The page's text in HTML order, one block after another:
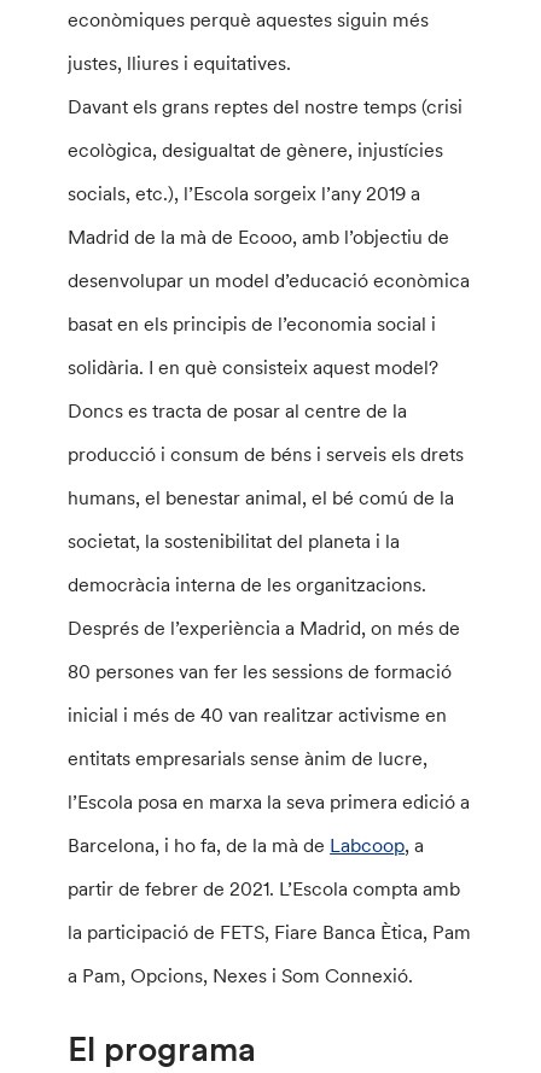
econòmiques perquè aquestes siguin més
justes, lliures i equitatives.
Davant els grans reptes del nostre temps (crisi
ecològica, desigualtat de gènere, injustícies
socials, etc.), l’Escola sorgeix l’any 2019 a
Madrid de la mà de Ecooo, amb l’objectiu de
desenvolupar un model d’educació econòmica
basat en els principis de l’economia social i
solidària. I en què consisteix aquest model?
Doncs es tracta de posar al centre de la
producció i consum de béns i serveis els drets
humans, el benestar animal, el bé comú de la
societat, la sostenibilitat del planeta i la
democràcia interna de les organitzacions.
Després de l’experiència a Madrid, on més de
80 persones van fer les sessions de formació
inicial i més de 40 van realitzar activisme en
entitats empresarials sense ànim de lucre,
l’Escola posa en marxa la seva primera edició a
Barcelona, i ho fa, de la mà de Labcoop, a
partir de febrer de 2021. L’Escola compta amb
la participació de FETS, Fiare Banca Ètica, Pam
a Pam, Opcions, Nexes i Som Connexió.
El programa